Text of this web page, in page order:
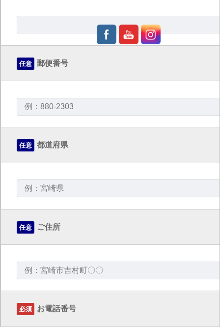
任意 郵便番号
任意 都道府県
任意 ご住所
必須 お電話番号